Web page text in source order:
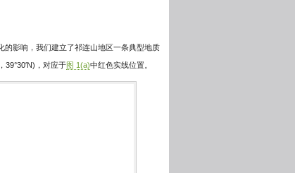
的影响，我们建立了祁连山地区一条典型地质
39°30′N)，对应于图 1(a)中红色实线位置。